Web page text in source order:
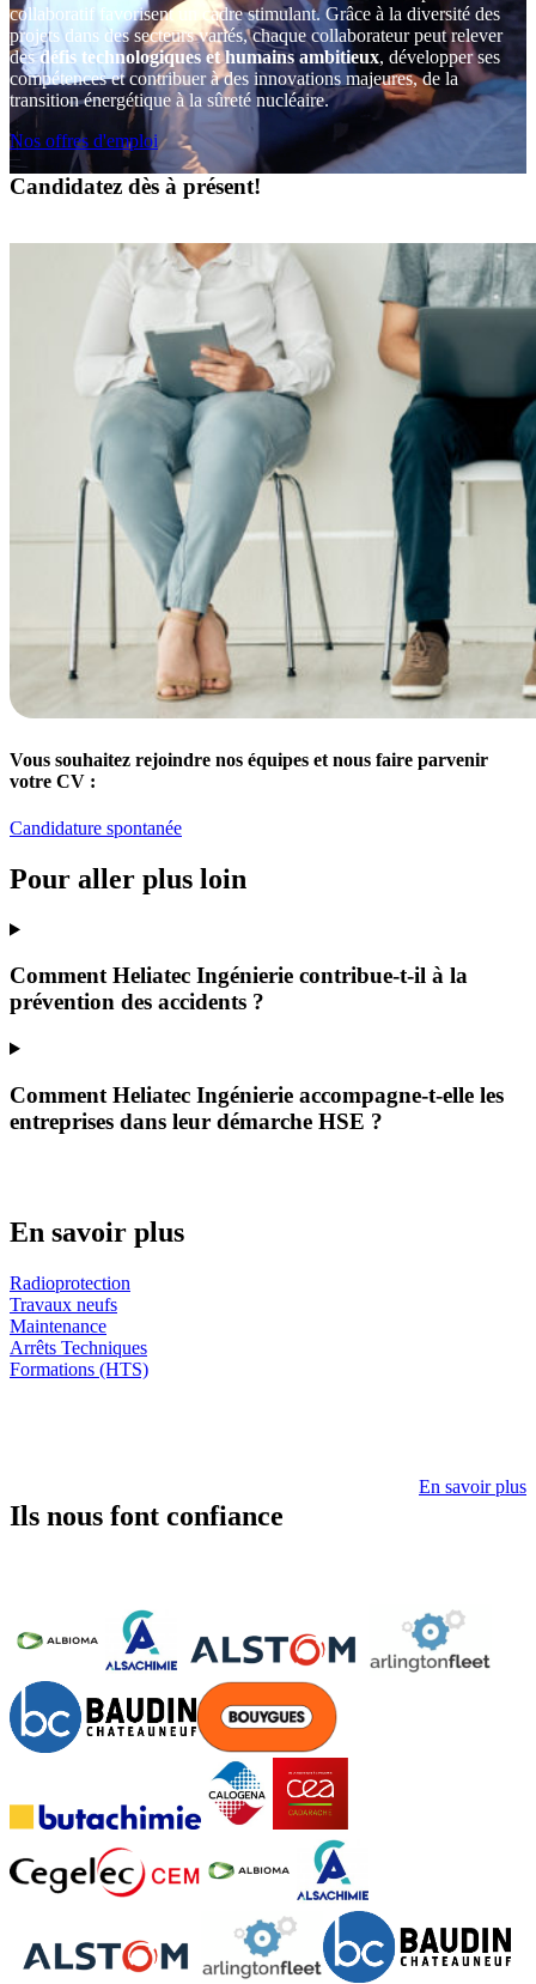
collaboratif favorisent un cadre stimulant. Grâce à la diversité des
projets dans des secteurs variés, chaque collaborateur peut relever
desdéfis technologiques et humains ambitieux, développer ses
compétences et contribuer à des innovations majeures, de la
transition énergétique à la sûreté nucléaire.
Nos offres d'emploi
Candidatez dès à présent!
Vous souhaitez rejoindre nos équipes et nous faire parvenir
votre CV :
Candidature spontanée
Pour aller plus loin
Comment Heliatec Ingénierie contribue-t-il à la
prévention des accidents ?
Comment Heliatec Ingénierie accompagne-t-elle les
entreprises dans leur démarche HSE ?
En savoir plus
Radioprotection
Travaux neufs
Maintenance
Arrêts Techniques
Formations (HTS)
Ils nous font confiance
En savoir plus